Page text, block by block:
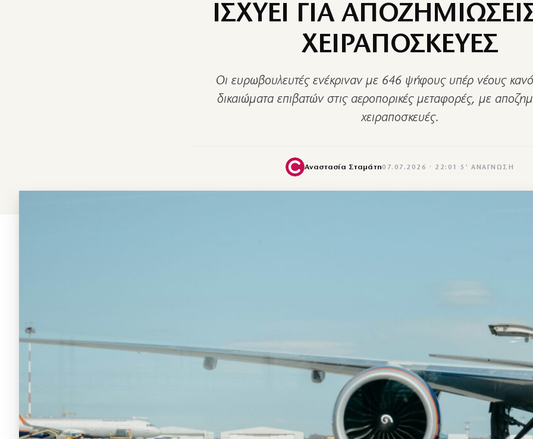
ΙΣΧΥΕΙ ΓΙΑ
ΧΕΙΡΑΠΟΣΚΕΥΕΣ
Οι ευρωβουλευτές ενέκριναν με 646 ψήφους υπέρ νέους
δικαιώματα επιβατών στις αεροπορικές μεταφορές, με
χειραποσκευές.
Αναστασία Σταμάτη07.07.2026 · 22:01 ·5′ ΑΝΆΓΝΩΣΗ